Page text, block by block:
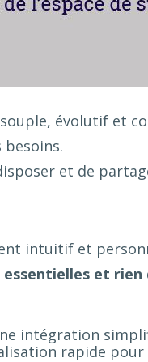
évolutif et
et de
intuitif et
et rien
intégration
rapide